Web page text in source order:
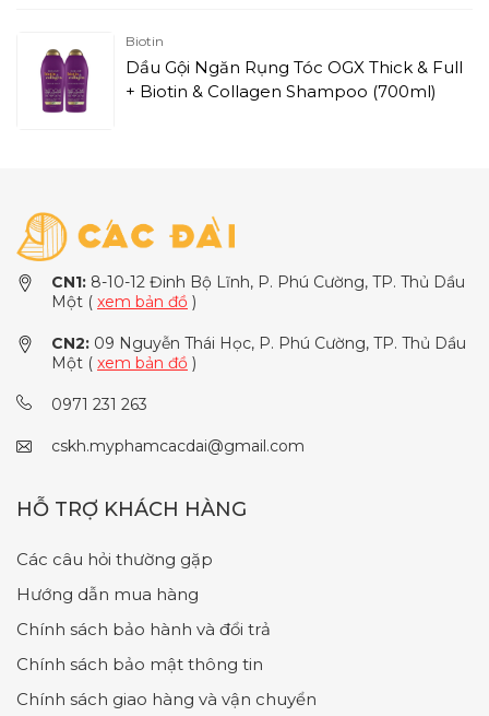
Biotin
Dầu Gội Ngăn Rụng Tóc OGX Thick & Full
+ Biotin & Collagen Shampoo (700ml)
CN1: 8-10-12 Đinh Bộ Lĩnh, P. Phú Cường, TP. Thủ Dầu
Một ( xem bản đồ )
CN2: 09 Nguyễn Thái Học, P. Phú Cường, TP. Thủ Dầu
Một ( xem bản đồ )
0971 231 263
cskh.myphamcacdai@gmail.com
HỖ TRỢ KHÁCH HÀNG
Các câu hỏi thường gặp
Hướng dẫn mua hàng
Chính sách bảo hành và đổi trả
Chính sách bảo mật thông tin
Chính sách giao hàng và vận chuyển